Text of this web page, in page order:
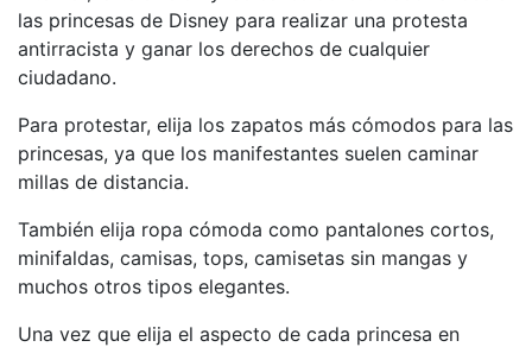
las princesas de Disney para realizar una protesta
antirracista y ganar los derechos de cualquier
ciudadano.
Para protestar, elija los zapatos más cómodos para las
princesas, ya que los manifestantes suelen caminar
millas de distancia.
También elija ropa cómoda como pantalones cortos,
minifaldas, camisas, tops, camisetas sin mangas y
muchos otros tipos elegantes.
Una vez que elija el aspecto de cada princesa en